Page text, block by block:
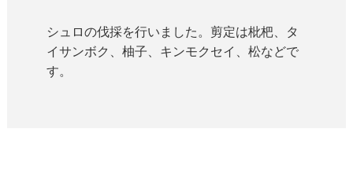
シュロの伐採を行いました。剪定は枇杷、タ
イサンボク、柚子、キンモクセイ、松などで
す。